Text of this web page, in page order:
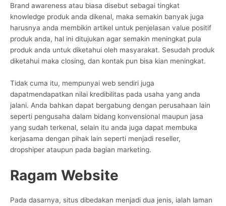
Brand awareness atau biasa disebut sebagai tingkat
knowledge produk anda dikenal, maka semakin banyak juga
harusnya anda membikin artikel untuk penjelasan value positif
produk anda, hal ini ditujukan agar semakin meningkat pula
produk anda untuk diketahui oleh masyarakat. Sesudah produk
diketahui maka closing, dan kontak pun bisa kian meningkat.
Tidak cuma itu, mempunyai web sendiri juga
dapatmendapatkan nilai kredibilitas pada usaha yang anda
jalani. Anda bahkan dapat bergabung dengan perusahaan lain
seperti pengusaha dalam bidang konvensional maupun jasa
yang sudah terkenal, selain itu anda juga dapat membuka
kerjasama dengan pihak lain seperti menjadi reseller,
dropshiper ataupun pada bagian marketing.
Ragam Website
Pada dasarnya, situs dibedakan menjadi dua jenis, ialah laman